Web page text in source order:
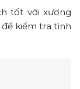
tốt với xương
kiểm tra tình